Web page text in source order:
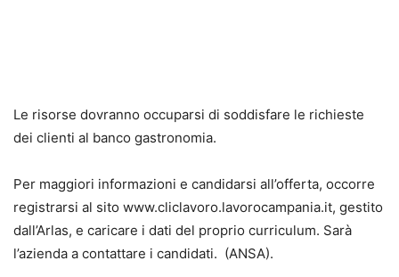
Le risorse dovranno occuparsi di soddisfare le richieste
dei clienti al banco gastronomia.
Per maggiori informazioni e candidarsi all’offerta, occorre
registrarsi al sito www.cliclavoro.lavorocampania.it, gestito
dall’Arlas, e caricare i dati del proprio curriculum. Sarà
l’azienda a contattare i candidati. (ANSA).